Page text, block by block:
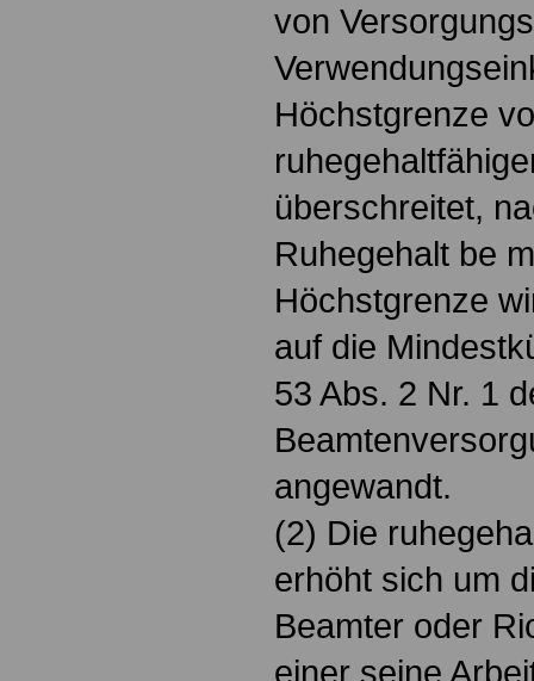
von
Höchstgrenze
überschreitet,
Ruhegehalt be
Höchstgrenze
auf die
53 Abs. 2 Nr. 1
angewandt.
(2) Die
erhöht sich um
Beamter oder
einer seine